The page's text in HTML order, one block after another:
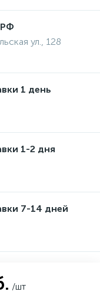
ул., 128
1 день
1-2 дня
7-14 дней
/шт